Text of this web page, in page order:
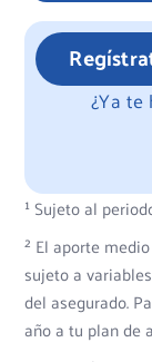
¿Ya
¹ Sujeto al
² El aporte
sujeto a
del asegurado.
año a tu plan